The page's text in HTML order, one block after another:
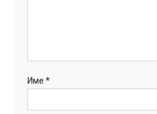
Име*